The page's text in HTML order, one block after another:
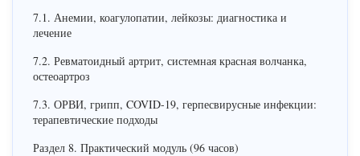
7.1. Анемии, коагулопатии, лейкозы: диагностика и
лечение
7.2. Ревматоидный артрит, системная красная волчанка,
остеоартроз
7.3. ОРВИ, грипп, COVID-19, герпесвирусные инфекции:
терапевтические подходы
Раздел 8. Практический модуль (96 часов)